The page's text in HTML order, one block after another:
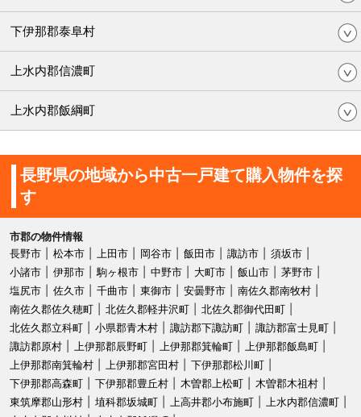
下伊那郡泰阜村
上水内郡信濃町
上水内郡飯綱町
長野県の地域から中古一戸建て購入物件を探
す
市郡の物件情報
長野市
松本市 上田市 岡谷市 飯田市 諏訪市
須坂市
小諸市
伊那市 駒ヶ根市 中野市 大町市 飯山市
茅野市
塩尻市
佐久市 千曲市 東御市 安曇野市
南佐久郡南牧村
南佐久郡佐久穂町
北佐久郡軽井沢町
北佐久郡御代田町
北佐久郡立科町
小県郡青木村 諏訪郡下諏訪町
諏訪郡富士見町
諏訪郡原村
上伊那郡辰野町 上伊那郡箕輪町
上伊那郡飯島町
上伊那郡南箕輪村
上伊那郡宮田村
下伊那郡松川町
下伊那郡高森町
下伊那郡豊丘村 木曽郡上松町
木曽郡木祖村
東筑摩郡山形村
埴科郡坂城町 上高井郡小布施町
上水内郡信濃町